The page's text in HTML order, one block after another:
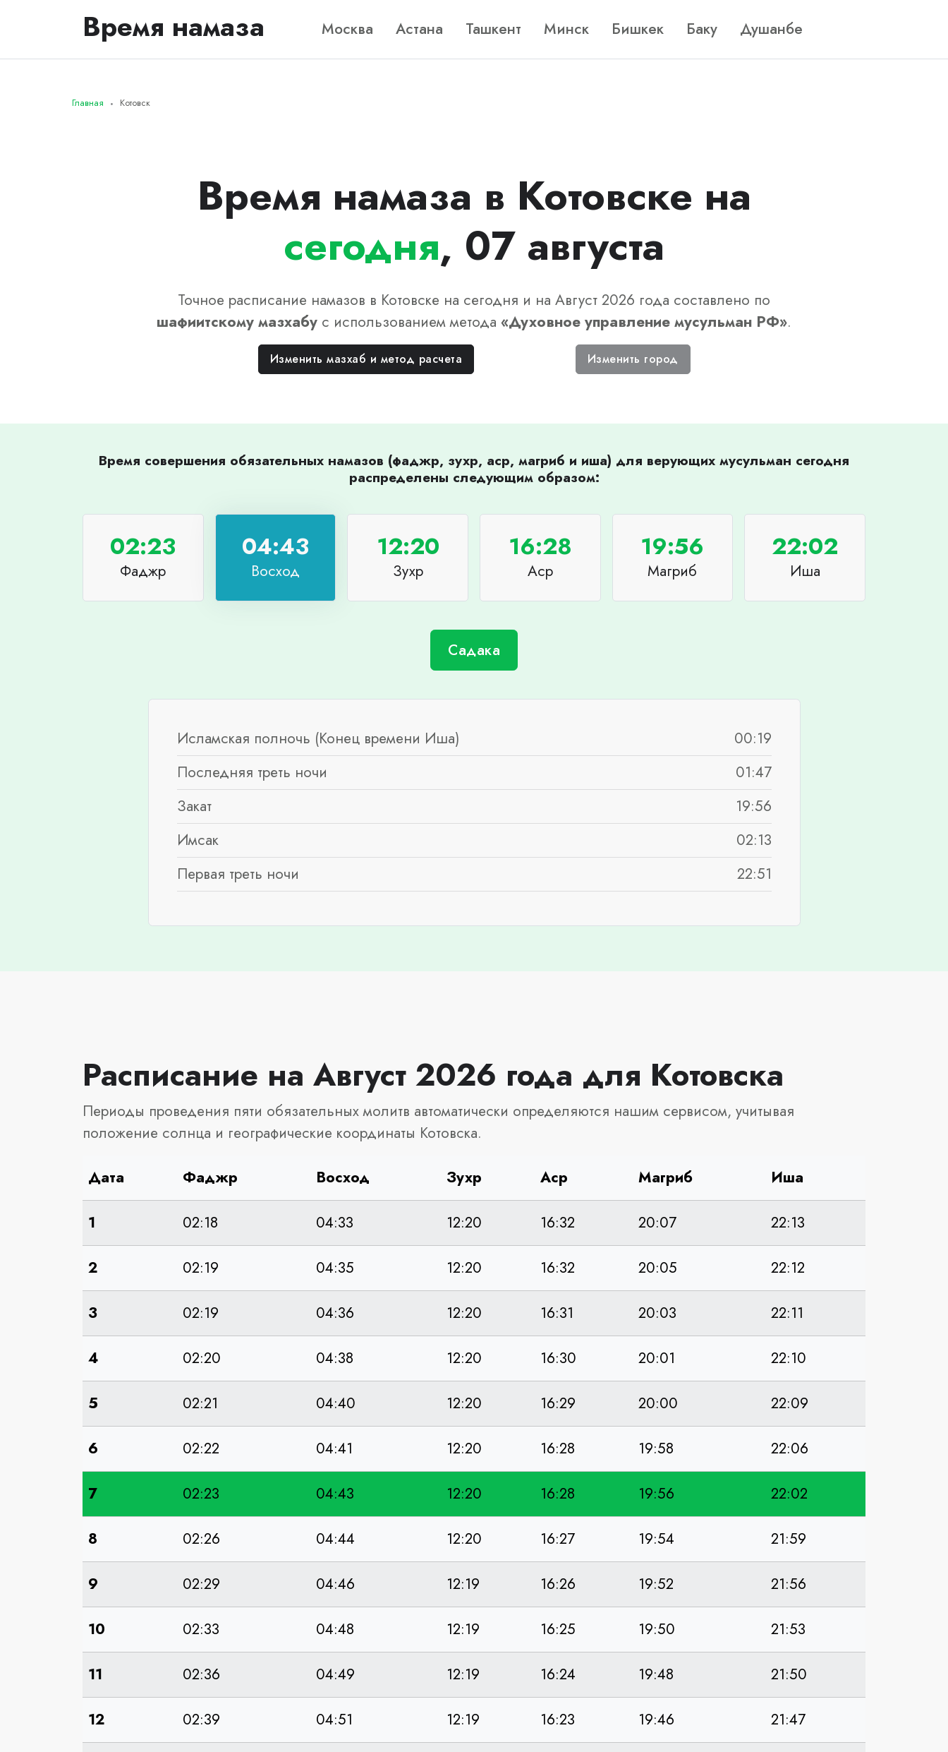
Время намаза Москва Астана Ташкент Минск Бишкек Баку Душанбе
Главная Котовск
Время намаза в Котовске на
сегодня, 07 августа
Точное расписание намазов в Котовске на сегодня и на Август 2026 года составлено по
шафиитскому мазхабу с использованием метода «Духовное управление мусульман РФ».
Изменить мазхаб и метод расчета Изменить город
Время совершения обязательных намазов (фаджр, зухр, аср, магриб и иша) для верующих мусульман сегодня
распределены следующим образом:
02:23
Фаджр
04:43
Восход
12:20
Зухр
16:28
Аср
19:56
Магриб
22:02
Иша
Садака
Исламская полночь (Конец времени Иша)
00:19
Последняя треть ночи
01:47
Закат
19:56
Имсак
02:13
Первая треть ночи
22:51
Расписание на Август 2026 года для Котовска
Периоды проведения пяти обязательных молитв автоматически определяются нашим сервисом, учитывая
положение солнца и географические координаты Котовска.
Дата Фаджр Восход Зухр Аср Магриб Иша
1 02:18 04:33 12:20 16:32 20:07 22:13
2 02:19 04:35 12:20 16:32 20:05 22:12
3 02:19 04:36 12:20 16:31 20:03 22:11
4 02:20 04:38 12:20 16:30 20:01 22:10
5 02:21 04:40 12:20 16:29 20:00 22:09
6 02:22 04:41 12:20 16:28 19:58 22:06
7 02:23 04:43 12:20 16:28 19:56 22:02
8 02:26 04:44 12:20 16:27 19:54 21:59
9 02:29 04:46 12:19 16:26 19:52 21:56
10 02:33 04:48 12:19 16:25 19:50 21:53
11 02:36 04:49 12:19 16:24 19:48 21:50
12 02:39 04:51 12:19 16:23 19:46 21:47